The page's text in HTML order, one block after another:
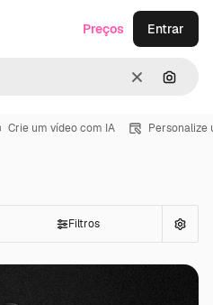
Limpar
Preços Entrar
Crie um vídeo com IA Personalize
Filtros